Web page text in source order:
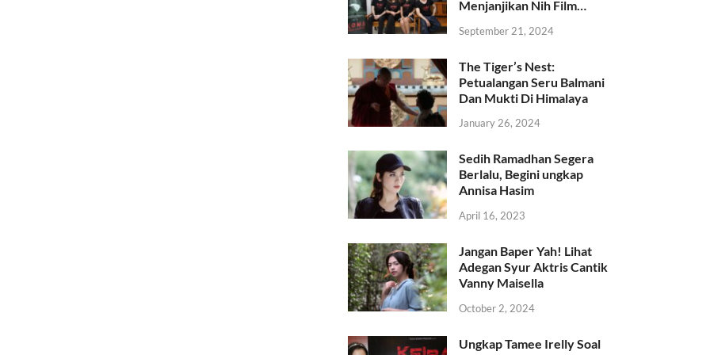
Menjanjikan Nih Film…
September 21, 2024
The Tiger’s Nest:
Petualangan Seru Balmani
Dan Mukti Di Himalaya
January 26, 2024
Sedih Ramadhan Segera
Berlalu, Begini ungkap
Annisa Hasim
April 16, 2023
Jangan Baper Yah! Lihat
Adegan Syur Aktris Cantik
Vanny Maisella
October 2, 2024
Ungkap Tamee Irelly Soal